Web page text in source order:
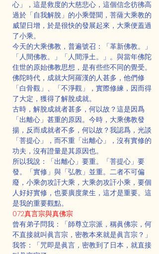
心」，這是救度的大慈悲心，這個信念彷彿高
過於「自我解脫」的小乘聲聞，菩薩大乘教的
威望日增，於是很快的發展起來，大乘便蓋過
了小乘。
今天的大乘佛教，普遍號召：「革新佛教。」
「人間佛教。」「人間淨土。」。與當年佛陀
住世的原始佛教思想，是有些些不同的覺受。
佛陀時代，成就大阿羅漢的人甚多，他們修
「白骨觀」、「不淨觀」，實際修練，因而得
了大定，獲得了解脫成就。
古時，解脫成就者甚多，何以故？這是因爲
「出離心」甚重的原因。今時，大乘佛教發
揚，反而成就者不多，何以故？我認爲，光談
「菩提心」，而不重「出離心」，沒有實修的
功夫，沒有證量是其原因也。
所以我說：「出離心」要重。「菩提心」要
發。「實修」與「弘教」並重。二者不可偏
廢，小乘勿攻訐大乘，大乘勿攻訐小乘，要個
人好好實修，也要廣度衆生，這才是重要。這
是我的重要觀點。
072真言宗與真佛宗
曾有弟子問我：「師尊立宗派，稱眞佛宗，何
不直接就叫眞言宗，密教本來就是眞言宗？」
我答：「咒即是眞言，密教到了日本，就直接